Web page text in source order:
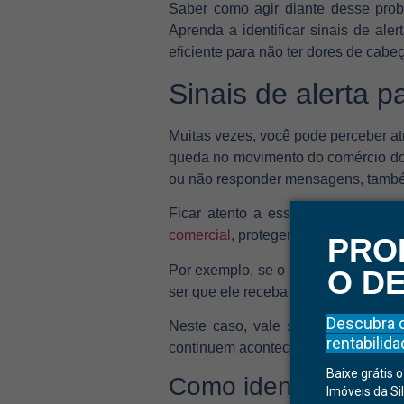
O
Descubra
Baixe grátis
Imóveis da
Saber como agir diante desse
Aprenda a identificar sinais de
eficiente para não ter dores de
Sinais de alerta
Muitas vezes, você pode perceber
queda no movimento do comércio
ou não responder mensagens,
Ficar atento a esses detalhes faz
comercial , protegendo seu
Por exemplo, se o inquilino atrasa
ser que ele receba um valor
Neste caso, vale sugerir ao
continuem acontecendo mesmo
Como identificar